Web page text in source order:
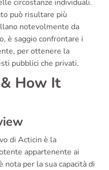
circostanze individuali.
può risultare più
notevolmente da
è saggio confrontare i
per ottenere la
pubblici che privati.
How It
di Acticin è la
appartenente ai
nota per la sua capacità di